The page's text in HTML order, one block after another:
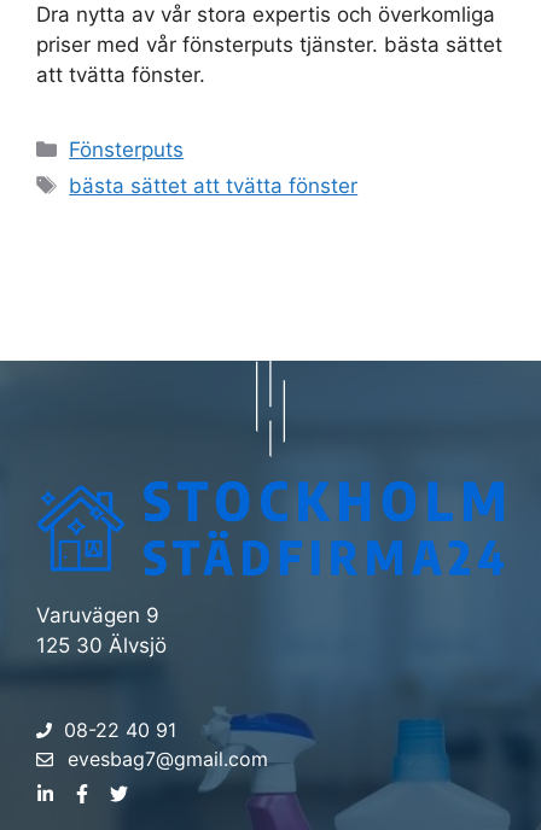
Dra nytta av vår stora expertis och överkomliga
priser med vår fönsterputs tjänster. bästa sättet
att tvätta fönster.
Kategorier
Fönsterputs
Etiketter
bästa sättet att tvätta fönster
Varuvägen 9
125 30 Älvsjö
08-22 40 91
evesbag7@gmail.com